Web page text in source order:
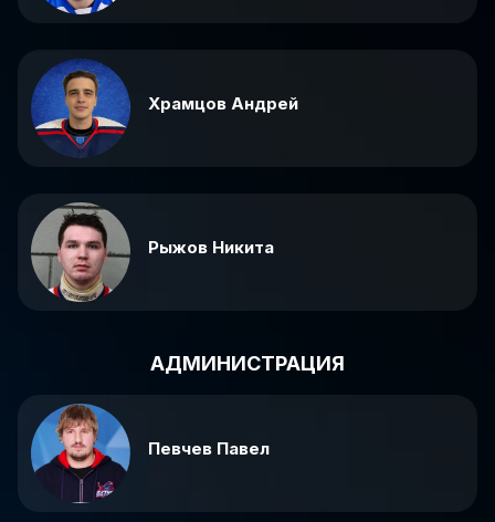
Храмцов Андрей
Рыжов Никита
АДМИНИСТРАЦИЯ
Певчев Павел